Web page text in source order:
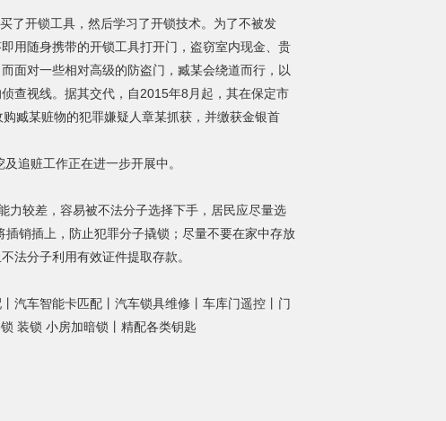
开锁工具，然后学习了开锁技术。为了不被发
用随身携带的开锁工具打开门，盗窃室内现金、贵
面对一些相对高级的防盗门，臧某会绕道而行，以
查视线。据其交代，自2015年8月起，其在保定市
臧某赃物的犯罪嫌疑人章某抓获，并缴获金银首
赃工作正在进一步开展中。
较差，容易被不法分子选择下手，居民应尽量选
销插上，防止犯罪分子撬锁；尽量不要在家中存放
法分子利用有效证件提取存款。
汽车智能卡匹配丨汽车锁具维修丨车库门遥控丨门
装锁 小房加暗锁丨精配各类钥匙